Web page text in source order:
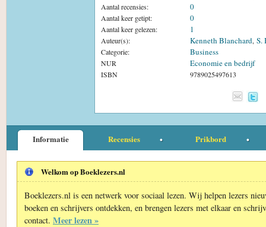
Aantal recensies:
0
Aantal keer getipt: 0
Aantal keer gelezen: 1
Auteur(s): Kenneth Blanchard, S.
Categorie: Business
NUR Economie en bedrijf
ISBN 9789025497613
Informatie Recensies Prikbord
Welkom op Boeklezers.nl
Boeklezers.nl is een netwerk voor sociaal lezen. Wij helpen lezers
boeken en schrijvers ontdekken, en brengen lezers met elkaar en
contact. Meer lezen »